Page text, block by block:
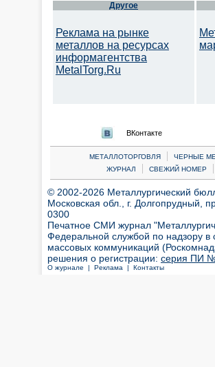
Другое
Реклама на рынке
металлов на ресурсах
информагентства
MetalTorg.Ru
ВКонтакте
МЕТАЛЛОТОРГОВЛЯ | ЧЕРНЫЕ
ЖУРНАЛ
| СВЕЖИЙ НОМЕР |
© 2002-2026 Металлургический
Московская обл., г. Долгопрудный,
0300
Печатное СМИ журнал
Федеральной службой по надзору
массовых коммуникаций
решения о регистрации: серия ПИ №
О журнале | Реклама | Контакты